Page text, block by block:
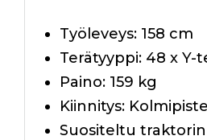
Työleveys: 158 cm
Terätyyppi: 48 x Y-
Paino: 159 kg
Kiinnitys:
Suositeltu traktorin